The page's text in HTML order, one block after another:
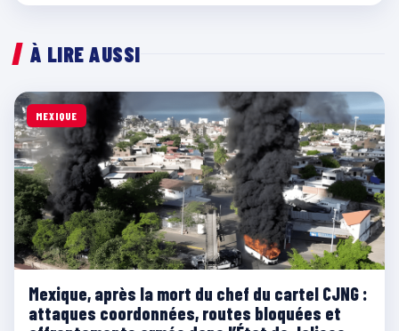
À LIRE AUSSI
MEXIQUE
Mexique, après la mort du chef du cartel CJNG :
attaques coordonnées, routes bloquées et